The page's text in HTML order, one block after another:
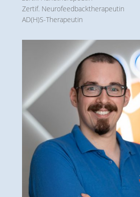
Zertif. Neuro­feedback­therapeutin
AD(H)S-Therapeutin